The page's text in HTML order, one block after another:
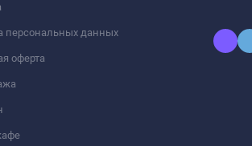
персональных данных
оферта